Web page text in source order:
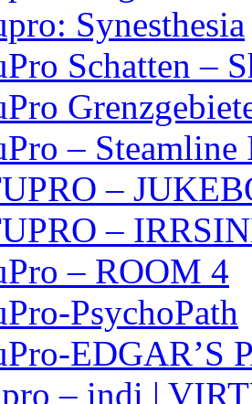
Synesthesia
Schatten –
– Steamline
–
–
– ROOM 4
PsychoPath
EDGAR’S
– indi |